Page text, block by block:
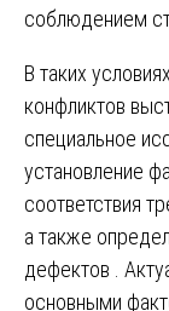
соблюдением
В таких
конфликтов
специальное
установление
соответствия
а также
дефектов
.
основными